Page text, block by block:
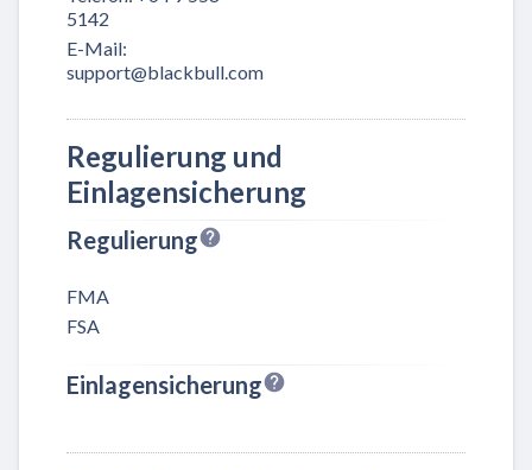
5142
E-Mail:
support@blackbull.com
Regulierung und
Einlagensicherung
Regulierung
FMA
FSA
Einlagensicherung